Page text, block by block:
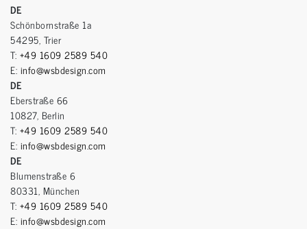
DE
Schönbornstraße 1a
54295, Trier
T: +49 1609 2589 540
E: info@wsbdesign.com
DE
Eberstraße 66
10827, Berlin
T: +49 1609 2589 540
E: info@wsbdesign.com
DE
Blumenstraße 6
80331, München
T: +49 1609 2589 540
E: info@wsbdesign.com